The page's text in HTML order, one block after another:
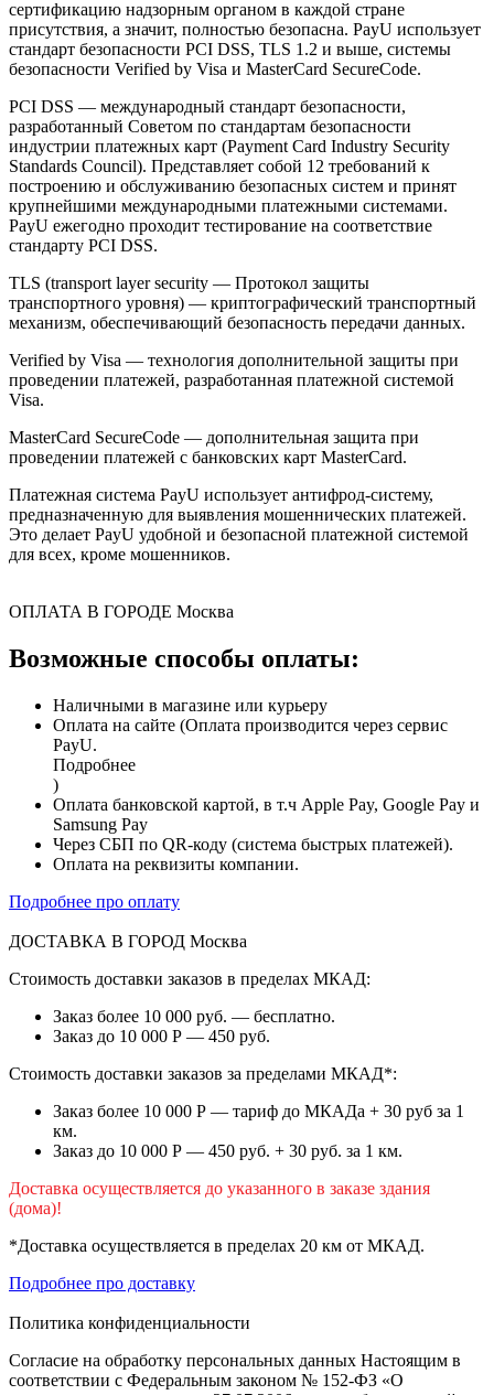
сертификацию надзорным органом в каждой стране
присутствия, а значит, полностью безопасна. PayU использует
стандарт безопасности PCI DSS, TLS 1.2 и выше, системы
безопасности Verified by Visa и MasterCard SecureCode.
PCI DSS — международный стандарт безопасности,
разработанный Советом по стандартам безопасности
индустрии платежных карт (Payment Card Industry Security
Standards Council). Представляет собой 12 требований к
построению и обслуживанию безопасных систем и принят
крупнейшими международными платежными системами.
PayU ежегодно проходит тестирование на соответствие
стандарту PCI DSS.
TLS (transport layer security — Протокол защиты
транспортного уровня) — криптографический транспортный
механизм, обеспечивающий безопасность передачи данных.
Verified by Visa — технология дополнительной защиты при
проведении платежей, разработанная платежной системой
Visa.
MasterCard SecureCode — дополнительная защита при
проведении платежей с банковских карт MasterCard.
Платежная система PayU использует антифрод-систему,
предназначенную для выявления мошеннических платежей.
Это делает PayU удобной и безопасной платежной системой
для всех, кроме мошенников.
ОПЛАТА В ГОРОДЕ Москва
Возможные способы оплаты:
Наличными в магазине или курьеру
Оплата на сайте (Оплата производится через сервис
PayU.
Подробнее
)
Оплата банковской картой, в т.ч Apple Pay, Google Pay и
Samsung Pay
Через СБП по QR-коду (система быстрых платежей).
Оплата на реквизиты компании.
Подробнее про оплату
ДОСТАВКА В ГОРОД Москва
Стоимость доставки заказов в пределах МКАД:
Заказ более 10 000 руб. — бесплатно.
Заказ до 10 000 Р — 450 руб.
Стоимость доставки заказов за пределами МКАД*:
Заказ более 10 000 Р — тариф до МКАДа + 30 руб за 1
км.
Заказ до 10 000 Р — 450 руб. + 30 руб. за 1 км.
Доставка осуществляется до указанного в заказе здания
(дома)!
*Доставка осуществляется в пределах 20 км от МКАД.
Подробнее про доставку
Политика конфиденциальности
Согласие на обработку персональных данных Настоящим в
соответствии с Федеральным законом № 152-ФЗ «О